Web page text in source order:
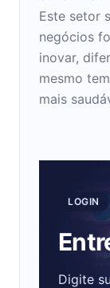
Este setor
negócios
inovar,
mesmo
mais
LOGIN
Digite